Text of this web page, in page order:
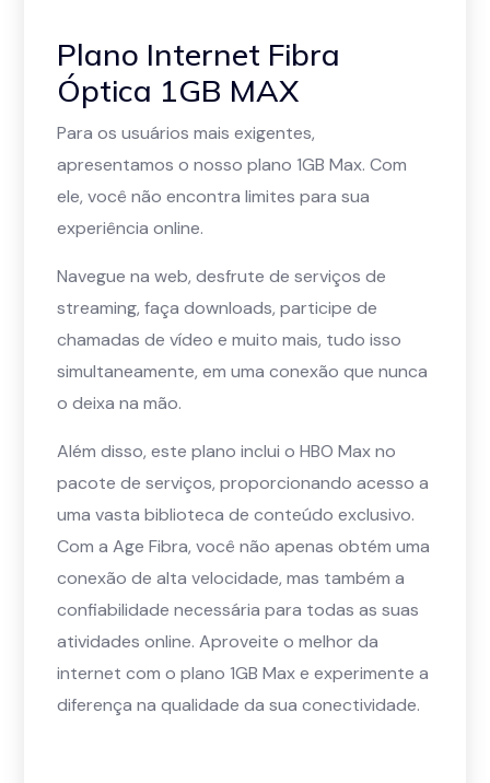
Plano Internet Fibra
Óptica 1GB MAX
Para os usuários mais exigentes,
apresentamos o nosso plano 1GB Max. Com
ele, você não encontra limites para sua
experiência online.
Navegue na web, desfrute de serviços de
streaming, faça downloads, participe de
chamadas de vídeo e muito mais, tudo isso
simultaneamente, em uma conexão que nunca
o deixa na mão.
Além disso, este plano inclui o HBO Max no
pacote de serviços, proporcionando acesso a
uma vasta biblioteca de conteúdo exclusivo.
Com a Age Fibra, você não apenas obtém uma
conexão de alta velocidade, mas também a
confiabilidade necessária para todas as suas
atividades online. Aproveite o melhor da
internet com o plano 1GB Max e experimente a
diferença na qualidade da sua conectividade.